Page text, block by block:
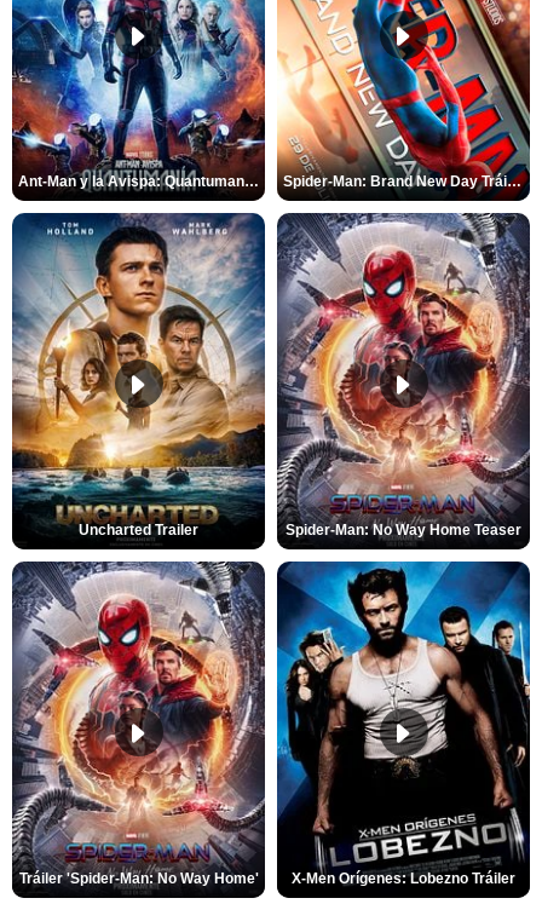
Ant-Man y la Avispa: Quantumanía Tráiler (2) Spider-Man: Brand New Day Tráiler (3)
Uncharted Trailer Spider-Man: No Way Home Teaser
Tráiler 'Spider-Man: No Way Home' X-Men Orígenes: Lobezno Tráiler